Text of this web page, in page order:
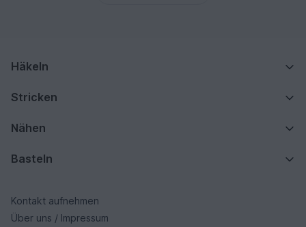
Häkeln
Stricken
Nähen
Basteln
Kontakt aufnehmen
Über uns / Impressum